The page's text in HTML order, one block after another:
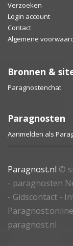
Verzoeken
Login account
Contact
Algemene
Bronnen &
Paragnostenchat
Paragnosten
Aanmelden als
Paragnost.nl ©
- paragnosten
- Gidscontact -
paragnost.nl